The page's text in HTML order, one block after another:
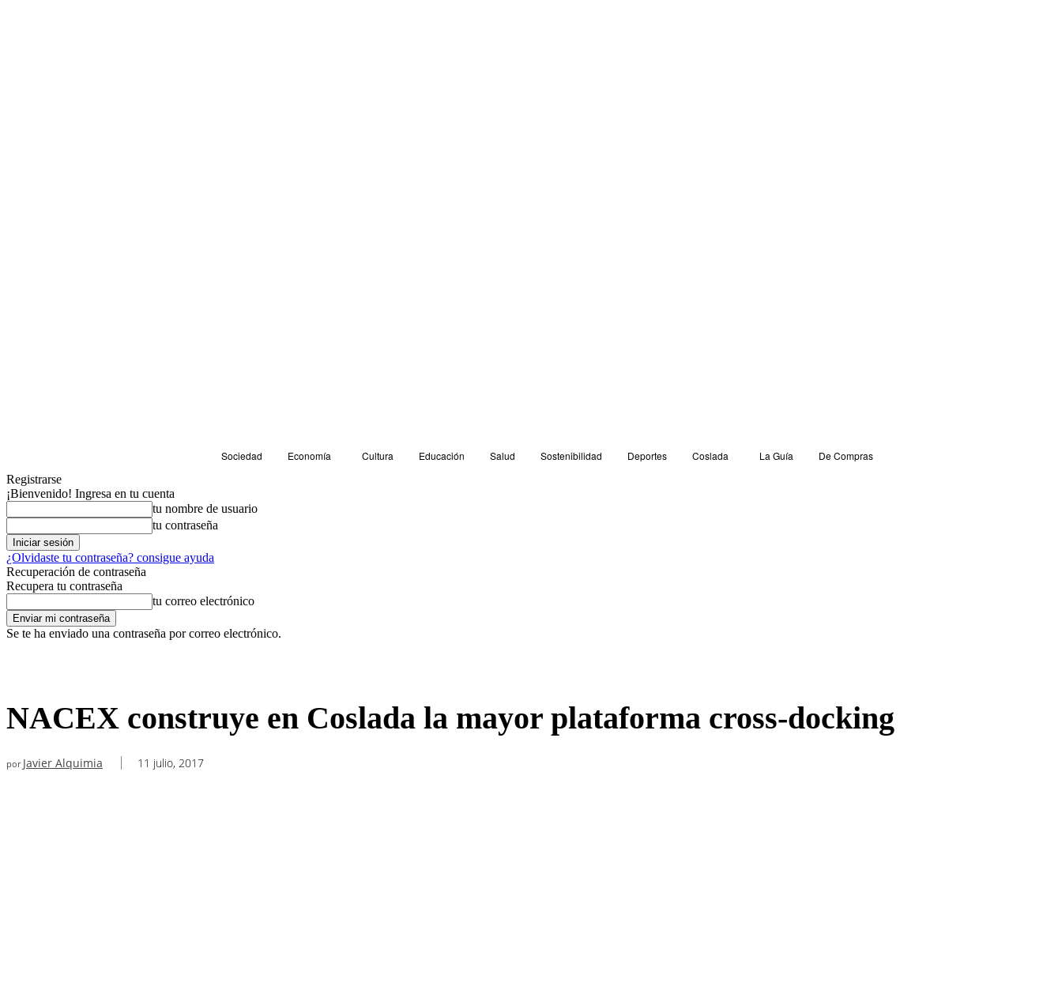
Sociedad Economía Cultura Educación Salud Sostenibilidad Deportes Coslada La Guía
De Compras
Registrarse
¡Bienvenido! Ingresa en tu cuenta
tu nombre de usuario
tu contraseña
¿Olvidaste tu contraseña? consigue ayuda
Recuperación de contraseña
Recupera tu contraseña
tu correo electrónico
Se te ha enviado una contraseña por correo electrónico.
NACEX construye en Coslada la mayor plataforma cross-docking
por Javier Alquimia 11 julio, 2017